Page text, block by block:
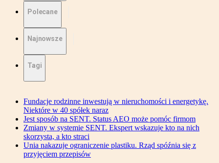
Polecane
Najnowsze
Tagi
Fundacje rodzinne inwestują w nieruchomości i energetykę.
Niektóre w 40 spółek naraz
Jest sposób na SENT. Status AEO może pomóc firmom
Zmiany w systemie SENT. Ekspert wskazuje kto na nich
skorzysta, a kto straci
Unia nakazuje ograniczenie plastiku. Rząd spóźnia się z
przyjęciem przepisów